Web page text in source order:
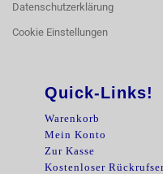
Datenschutzerklärung
Cookie Einstellungen
Quick-Links!
Warenkorb
Mein Konto
Zur Kasse
Kostenloser